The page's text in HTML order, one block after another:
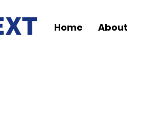
Home About